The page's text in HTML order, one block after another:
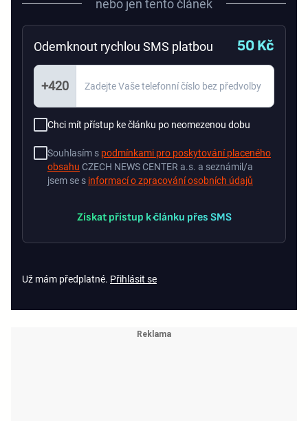
nebo jen tento článek
Odemknout rychlou SMS platbou 50 Kč
+420
Chci mít přístup ke článku po neomezenou dobu
Souhlasím s podmínkami pro poskytování placeného
obsahu CZECH NEWS CENTER a.s. a seznámil/a
jsem se s informací o zpracování osobních údajů
Získat přístup k článku přes SMS
Už mám předplatné. Přihlásit se